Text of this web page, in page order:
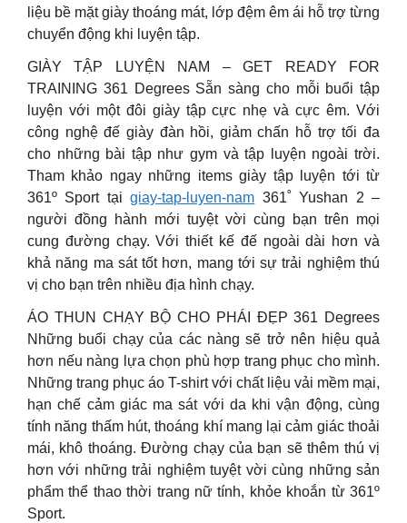
liệu bề mặt giày thoáng mát, lớp đệm êm ái hỗ trợ từng
chuyển động khi luyện tập.
GIÀY TẬP LUYỆN NAM – GET READY FOR
TRAINING 361 Degrees Sẵn sàng cho mỗi buổi tập
luyện với một đôi giày tập cực nhẹ và cực êm. Với
công nghệ đế giày đàn hồi, giảm chấn hỗ trợ tối đa
cho những bài tập như gym và tập luyện ngoài trời.
Tham khảo ngay những items giày tập luyện tới từ
361º Sport tạigiay-tap-luyen-nam 361˚ Yushan 2 –
người đồng hành mới tuyệt vời cùng bạn trên mọi
cung đường chạy. Với thiết kế đế ngoài dài hơn và
khả năng ma sát tốt hơn, mang tới sự trải nghiệm thú
vị cho bạn trên nhiều địa hình chạy.
ÁO THUN CHẠY BỘ CHO PHÁI ĐẸP 361 Degrees
Những buổi chạy của các nàng sẽ trở nên hiệu quả
hơn nếu nàng lựa chọn phù hợp trang phục cho mình.
Những trang phục áo T-shirt với chất liệu vải mềm mại,
hạn chế cảm giác ma sát với da khi vận động, cùng
tính năng thấm hút, thoáng khí mang lại cảm giác thoải
mái, khô thoáng. Đường chạy của bạn sẽ thêm thú vị
hơn với những trải nghiệm tuyệt vời cùng những sản
phẩm thể thao thời trang nữ tính, khỏe khoắn từ 361º
Sport.